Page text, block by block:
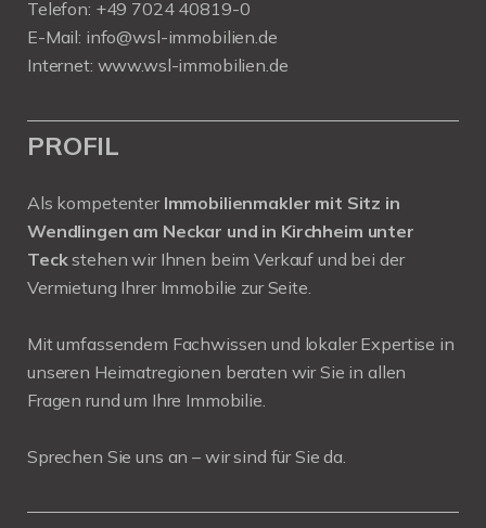
Telefon: +49 7024 40819-0
E-Mail: info@wsl-immobilien.de
Internet: www.wsl-immobilien.de
PROFIL
Als kompetenter Immobilienmakler mit Sitz in
Wendlingen am Neckar und in Kirchheim unter
Teckstehen wir Ihnen beim Verkauf und bei der
Vermietung Ihrer Immobilie zur Seite.
Mit umfassendem Fachwissen und lokaler Expertise in
unseren Heimatregionen beraten wir Sie in allen
Fragen rund um Ihre Immobilie.
Sprechen Sie uns an – wir sind für Sie da.